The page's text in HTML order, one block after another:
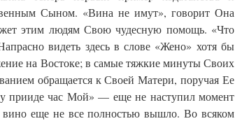
Сыном. «Вина не имут», говорит Она
этим людям Свою чудесную помощь. «Что
видеть здесь в слове «Жено» хотя бы
на Востоке; в самые тяжкие минуты Своих
обращается к Своей Матери, поручая Ее
прииде час Мой» — еще не наступил момент
вино еще не все полностью вышло. Во всяком